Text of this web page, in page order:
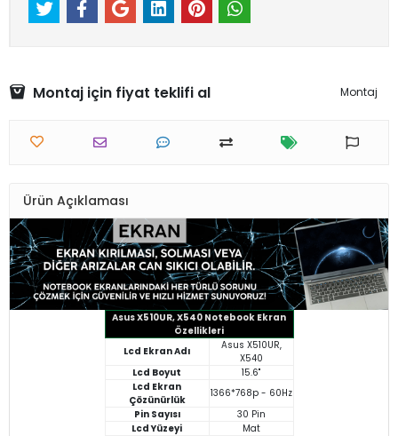
Montaj için fiyat teklifi al Montaj
Ürün Açıklaması
Asus X510UR, X540 Notebook Ekran
Özellikleri
Lcd Ekran Adı
Asus X510UR,
X540
Lcd Boyut
15.6"
Lcd Ekran
Çözünürlük
1366*768p - 60Hz
Pin Sayısı
30 Pin
Lcd Yüzeyi
Mat